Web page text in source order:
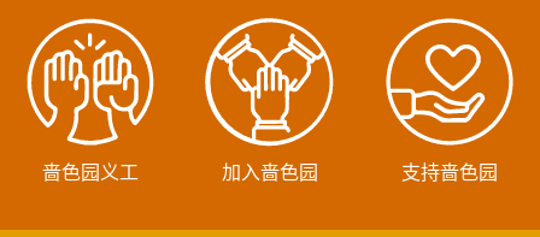
啬色园义工 加入啬色园 支持啬色园